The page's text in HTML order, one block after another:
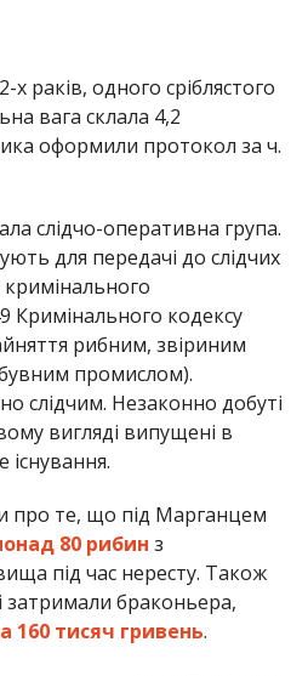
раків, одного сріблястого
вага склала 4,2
оформили протокол за ч.
слідчо-оперативна група.
для передачі до слідчих
кримінального
Кримінального кодексу
рибним, звіриним
промислом).
слідчим. Незаконно добуті
вигляді випущені в
про те, що під Марганцем
80 рибин з
під час нересту. Також
браконьера,
160 тисяч гривень.